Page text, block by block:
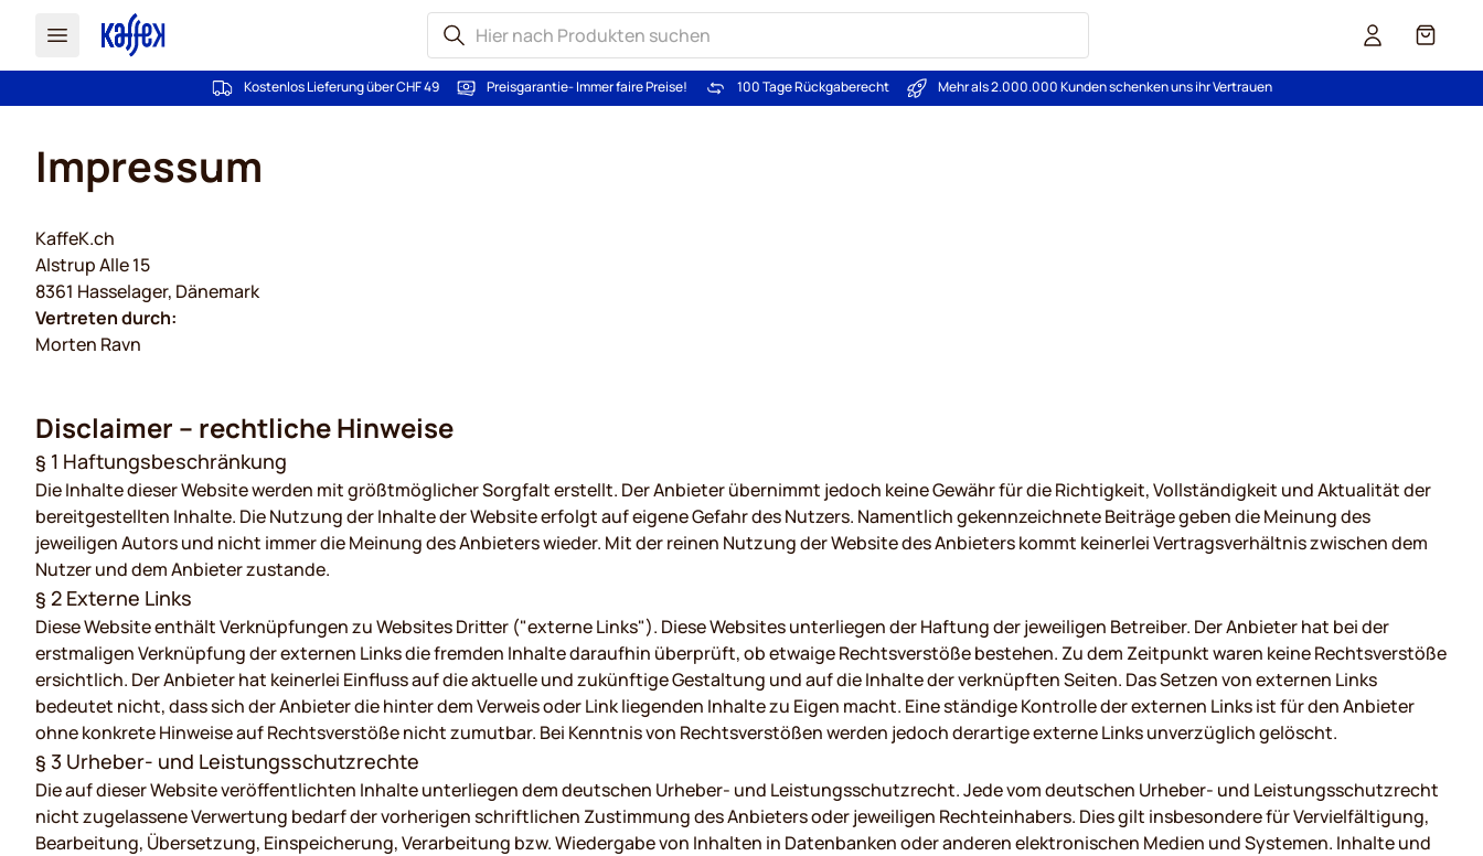
Cart
Kostenlos Lieferung über CHF 49 Preisgarantie- Immer faire Preise! 100 Tage Rückgaberecht Mehr als 2.000.000 Kunden schenken uns ihr Vertrauen
Impressum
KaffeK.ch
Alstrup Alle 15
8361 Hasselager, Dänemark
Vertreten durch:
Morten Ravn
Disclaimer – rechtliche Hinweise
§ 1 Haftungsbeschränkung
Die Inhalte dieser Website werden mit größtmöglicher Sorgfalt erstellt. Der Anbieter übernimmt jedoch keine Gewähr für die Richtigkeit, Vollständigkeit und Aktualität der
bereitgestellten Inhalte. Die Nutzung der Inhalte der Website erfolgt auf eigene Gefahr des Nutzers. Namentlich gekennzeichnete Beiträge geben die Meinung des
jeweiligen Autors und nicht immer die Meinung des Anbieters wieder. Mit der reinen Nutzung der Website des Anbieters kommt keinerlei Vertragsverhältnis zwischen dem
Nutzer und dem Anbieter zustande.
§ 2 Externe Links
Diese Website enthält Verknüpfungen zu Websites Dritter ("externe Links"). Diese Websites unterliegen der Haftung der jeweiligen Betreiber. Der Anbieter hat bei der
erstmaligen Verknüpfung der externen Links die fremden Inhalte daraufhin überprüft, ob etwaige Rechtsverstöße bestehen. Zu dem Zeitpunkt waren keine Rechtsverstöße
ersichtlich. Der Anbieter hat keinerlei Einfluss auf die aktuelle und zukünftige Gestaltung und auf die Inhalte der verknüpften Seiten. Das Setzen von externen Links
bedeutet nicht, dass sich der Anbieter die hinter dem Verweis oder Link liegenden Inhalte zu Eigen macht. Eine ständige Kontrolle der externen Links ist für den Anbieter
ohne konkrete Hinweise auf Rechtsverstöße nicht zumutbar. Bei Kenntnis von Rechtsverstößen werden jedoch derartige externe Links unverzüglich gelöscht.
§ 3 Urheber- und Leistungsschutzrechte
Die auf dieser Website veröffentlichten Inhalte unterliegen dem deutschen Urheber- und Leistungsschutzrecht. Jede vom deutschen Urheber- und Leistungsschutzrecht
nicht zugelassene Verwertung bedarf der vorherigen schriftlichen Zustimmung des Anbieters oder jeweiligen Rechteinhabers. Dies gilt insbesondere für Vervielfältigung,
Bearbeitung, Übersetzung, Einspeicherung, Verarbeitung bzw. Wiedergabe von Inhalten in Datenbanken oder anderen elektronischen Medien und Systemen. Inhalte und